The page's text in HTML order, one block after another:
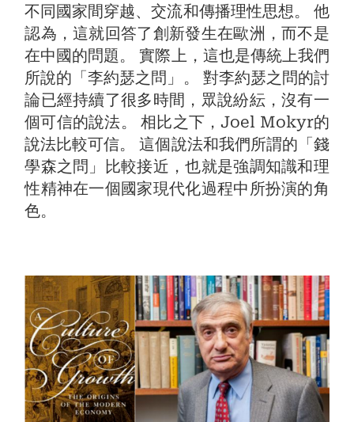
不同國家間穿越、交流和傳播理性思想。 他
認為，這就回答了創新發生在歐洲，而不是
在中國的問題。 實際上，這也是傳統上我們
所說的「李約瑟之問」。 對李約瑟之問的討
論已經持續了很多時間，眾說紛紜，沒有一
個可信的說法。 相比之下，Joel Mokyr的
說法比較可信。 這個說法和我們所謂的「錢
學森之問」比較接近，也就是強調知識和理
性精神在一個國家現代化過程中所扮演的角
色。